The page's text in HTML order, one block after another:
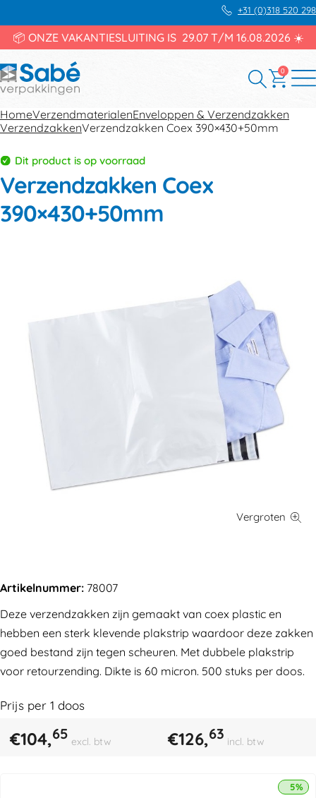
+31 (0)318 520 298
📦 ONZE VAKANTIESLUITING IS 29.07 T/M 16.08.2026 ☀️
0
HomeVerzendmaterialenEnveloppen & Verzendzakken
VerzendzakkenVerzendzakken Coex 390×430+50mm
Dit product is op voorraad
Verzendzakken Coex
390×430+50mm
Artikelnummer: 78007
Deze verzendzakken zijn gemaakt van coex plastic en
hebben een sterk klevende plakstrip waardoor deze zakken
goed bestand zijn tegen scheuren. Met dubbele plakstrip
voor retourzending. Dikte is 60 micron. 500 stuks per doos.
Prijs per 1 doos
€104,65 excl. btw €126,63 incl. btw
5%